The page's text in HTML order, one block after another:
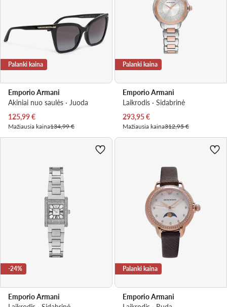
Palanki kaina
Emporio Armani
Akiniai nuo saulės · Juoda
Dabartinė kaina
125,99€
Mažiausia kaina134,99 €
Palanki kaina
Emporio Armani
Laikrodis · Sidabrinė
Dabartinė kaina
293,95€
Mažiausia kaina312,95 €
-24%
Emporio Armani
Palanki kaina
Emporio Armani